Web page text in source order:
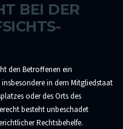
BEI DER
den Betroffenen ein
in dem Mitgliedstaat
oder des Orts des
besteht unbeschadet
Rechtsbehelfe.